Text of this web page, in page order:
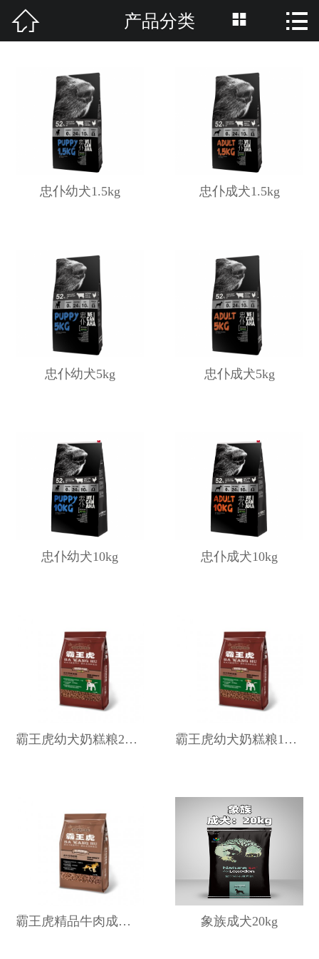
网站首页
产品分类
资讯中心
养护知识
联系我们
 产品分类  
忠仆幼犬1.5kg 忠仆成犬1.5kg
忠仆幼犬5kg 忠仆成犬5kg
忠仆幼犬10kg 忠仆成犬10kg
霸王虎幼犬奶糕粮20kg 霸王虎幼犬奶糕粮10kg
霸王虎精品牛肉成犬粮10kg 象族成犬20kg